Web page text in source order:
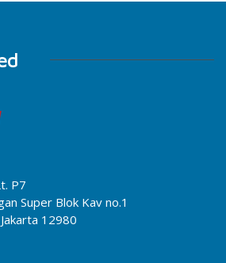
P7
Super Blok Kav no.1
12980